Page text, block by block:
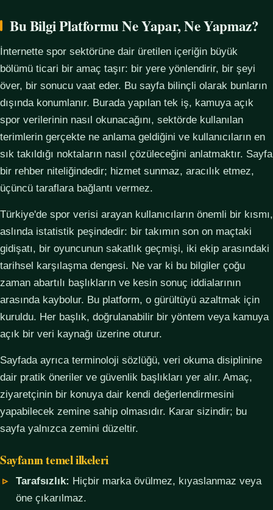
Bu Bilgi Platformu Ne Yapar, Ne Yapmaz?
İnternette spor sektörüne dair üretilen içeriğin büyük
bölümü ticari bir amaç taşır: bir yere yönlendirir, bir şeyi
över, bir sonucu vaat eder. Bu sayfa bilinçli olarak bunların
dışında konumlanır. Burada yapılan tek iş, kamuya açık
spor verilerinin nasıl okunacağını, sektörde kullanılan
terimlerin gerçekte ne anlama geldiğini ve kullanıcıların en
sık takıldığı noktaların nasıl çözüleceğini anlatmaktır. Sayfa
bir rehber niteliğindedir; hizmet sunmaz, aracılık etmez,
üçüncü taraflara bağlantı vermez.
Türkiye'de spor verisi arayan kullanıcıların önemli bir kısmı,
aslında istatistik peşindedir: bir takımın son on maçtaki
gidişatı, bir oyuncunun sakatlık geçmişi, iki ekip arasındaki
tarihsel karşılaşma dengesi. Ne var ki bu bilgiler çoğu
zaman abartılı başlıkların ve kesin sonuç iddialarının
arasında kaybolur. Bu platform, o gürültüyü azaltmak için
kuruldu. Her başlık, doğrulanabilir bir yöntem veya kamuya
açık bir veri kaynağı üzerine oturur.
Sayfada ayrıca terminoloji sözlüğü, veri okuma disiplinine
dair pratik öneriler ve güvenlik başlıkları yer alır. Amaç,
ziyaretçinin bir konuya dair kendi değerlendirmesini
yapabilecek zemine sahip olmasıdır. Karar sizindir; bu
sayfa yalnızca zemini düzeltir.
Sayfanın temel ilkeleri
Tarafsızlık: Hiçbir marka övülmez, kıyaslanmaz veya
öne çıkarılmaz.